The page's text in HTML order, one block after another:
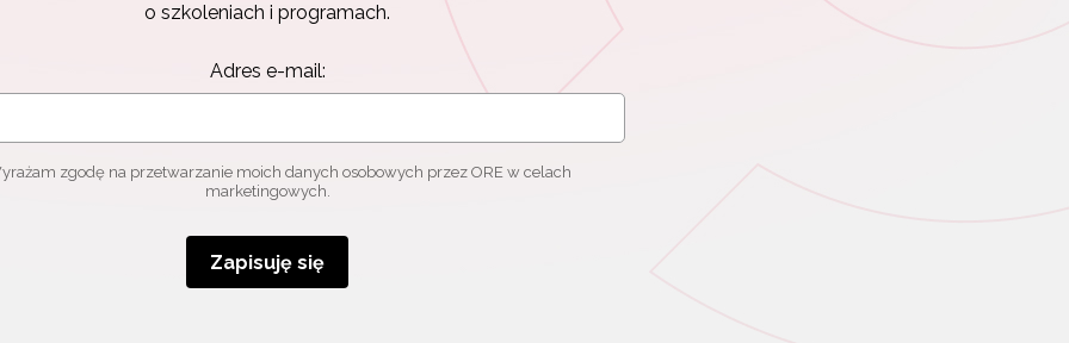
o szkoleniach i programach.
Adres e-mail:
zgodę na przetwarzanie moich danych osobowych przez ORE w celach
marketingowych.
Zapisuję się